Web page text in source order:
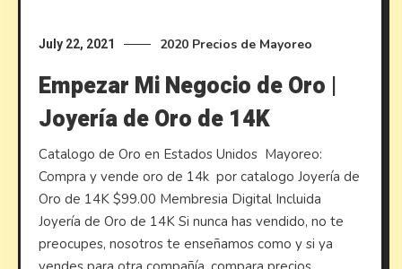
July 22, 2021 2020 Precios de Mayoreo
Empezar Mi Negocio de Oro |
Joyería de Oro de 14K
Catalogo de Oro en Estados Unidos ​Mayoreo:
Compra y vende oro de 14k por catalogo Joyería de
Oro de 14K $99.00 Membresia Digital Incluida
Joyería de Oro de 14K Si nunca has vendido, no te
preocupes, nosotros te enseñamos como y si ya